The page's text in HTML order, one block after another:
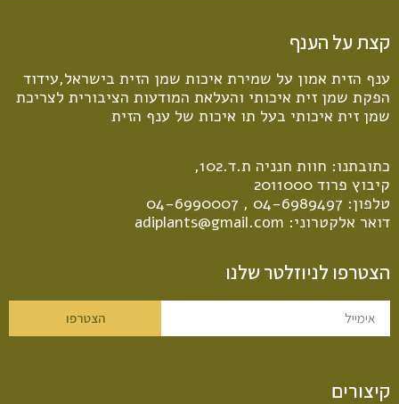
קצת על הענף
ענף הזית אמון על שמירת איכות שמן הזית בישראל,עידוד
הפקת שמן זית איכותי והעלאת המודעות הציבורית לצריכת
שמן זית איכותי בעל תו איכות של ענף הזית
כתובתנו: חוות חנניה ת.ד.102,
קיבוץ פרוד 2011000
טלפון: 04-6989497
,
04-6990007
דואר אלקטרוני: adiplants@gmail.com
הצטרפו לניוזלטר שלנו
הצטרפו
קיצורים